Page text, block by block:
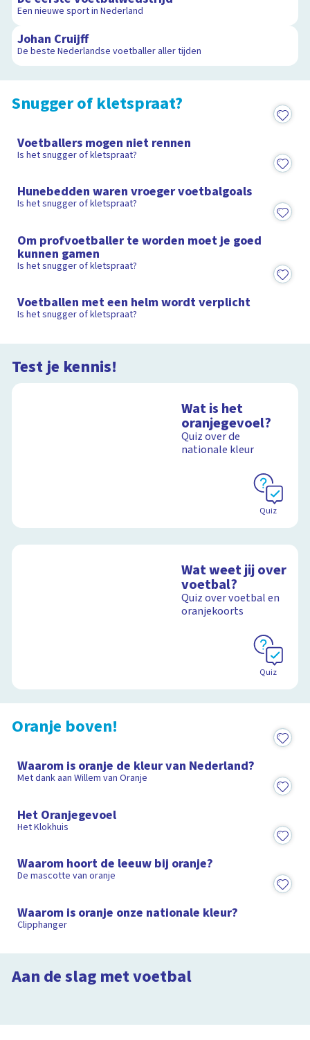
Een nieuwe sport in Nederland
Johan Cruijff
De beste Nederlandse voetballer aller tijden
3:06
Snugger of kletspraat?
Voetballers mogen niet rennen
Is het snugger of kletspraat?
Hunebedden waren vroeger voetbalgoals
Is het snugger of kletspraat?
Om profvoetballer te worden moet je goed
kunnen gamen
Is het snugger of kletspraat?
Voetballen met een helm wordt verplicht
Is het snugger of kletspraat?
Test je kennis!
Wat is het
oranjegevoel?
Quiz over de
nationale kleur
Quiz
Wat weet jij over
voetbal?
Quiz over voetbal en
oranjekoorts
Quiz
Oranje boven!
Waarom is oranje de kleur van Nederland?
Met dank aan Willem van Oranje
Het Oranjegevoel
Het Klokhuis
Waarom hoort de leeuw bij oranje?
De mascotte van oranje
Waarom is oranje onze nationale kleur?
Clipphanger
Aan de slag met voetbal
Voetbal
De proefkeuken
Hoe maak je een voetbaltafel?
Knutsel je eigen elftal